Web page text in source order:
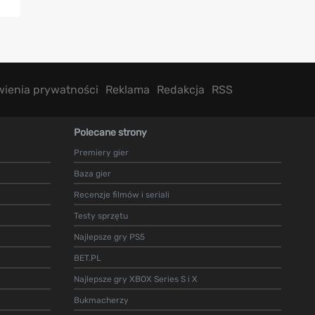
prywatności Reklama Redakcja RSS
Polecane strony
Premiery gier
Baza gier
Recenzje filmów i seriali
Testy sprzętu
Najlepsze gry PS5
BET.PL
Najlepsze gry XBOX Series S i X
Bukmacherzy